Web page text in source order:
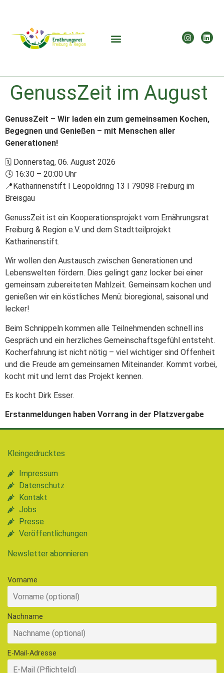
GenussZeit im August
GenussZeit – Wir laden ein zum gemeinsamen Kochen,
Begegnen und Genießen – mit Menschen aller
Generationen!
🗓 Donnerstag, 06. August 2026
🕓 16:30 – 20:00 Uhr
📍Katharinenstift I Leopoldring 13 I 79098 Freiburg im
Breisgau
GenussZeit ist ein Kooperationsprojekt vom Ernährungsrat
Freiburg & Region e.V. und dem Stadtteilprojekt
Katharinenstift.
Wir wollen den Austausch zwischen Generationen und
Lebenswelten fördern. Dies gelingt ganz locker bei einer
gemeinsam zubereiteten Mahlzeit. Gemeinsam kochen und
genießen wir ein köstliches Menü: bioregional, saisonal und
lecker!
Beim Schnippeln kommen alle Teilnehmenden schnell ins
Gespräch und ein herzliches Gemeinschaftsgefühl entsteht.
Kocherfahrung ist nicht nötig – viel wichtiger sind Offenheit
und die Freude am gemeinsamen Miteinander. Kommt vorbei,
kocht mit und lernt das Projekt kennen.
Es kocht Dirk Esser.
Erstanmeldungen haben Vorrang in der Platzvergabe
Kleingedrucktes
Impressum
Datenschutz
Kontakt
Jobs
Presse
Veröffentlichungen
Newsletter abonnieren
Vorname
Nachname
E-Mail-Adresse